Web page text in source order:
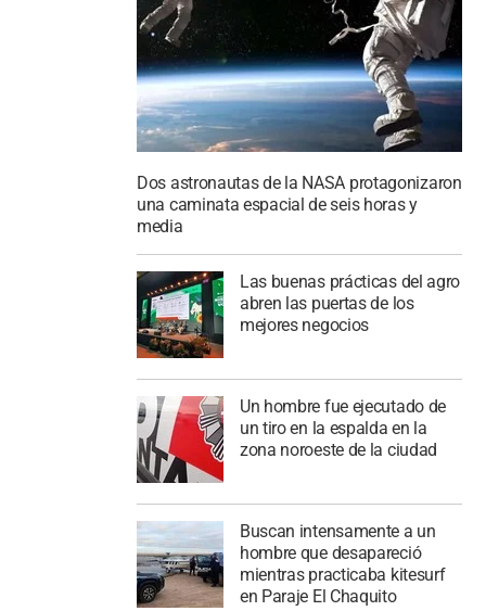
Dos astronautas de la NASA protagonizaron
una caminata espacial de seis horas y
media
Las buenas prácticas del agro
abren las puertas de los
mejores negocios
Un hombre fue ejecutado de
un tiro en la espalda en la
zona noroeste de la ciudad
Buscan intensamente a un
hombre que desapareció
mientras practicaba kitesurf
en Paraje El Chaquito